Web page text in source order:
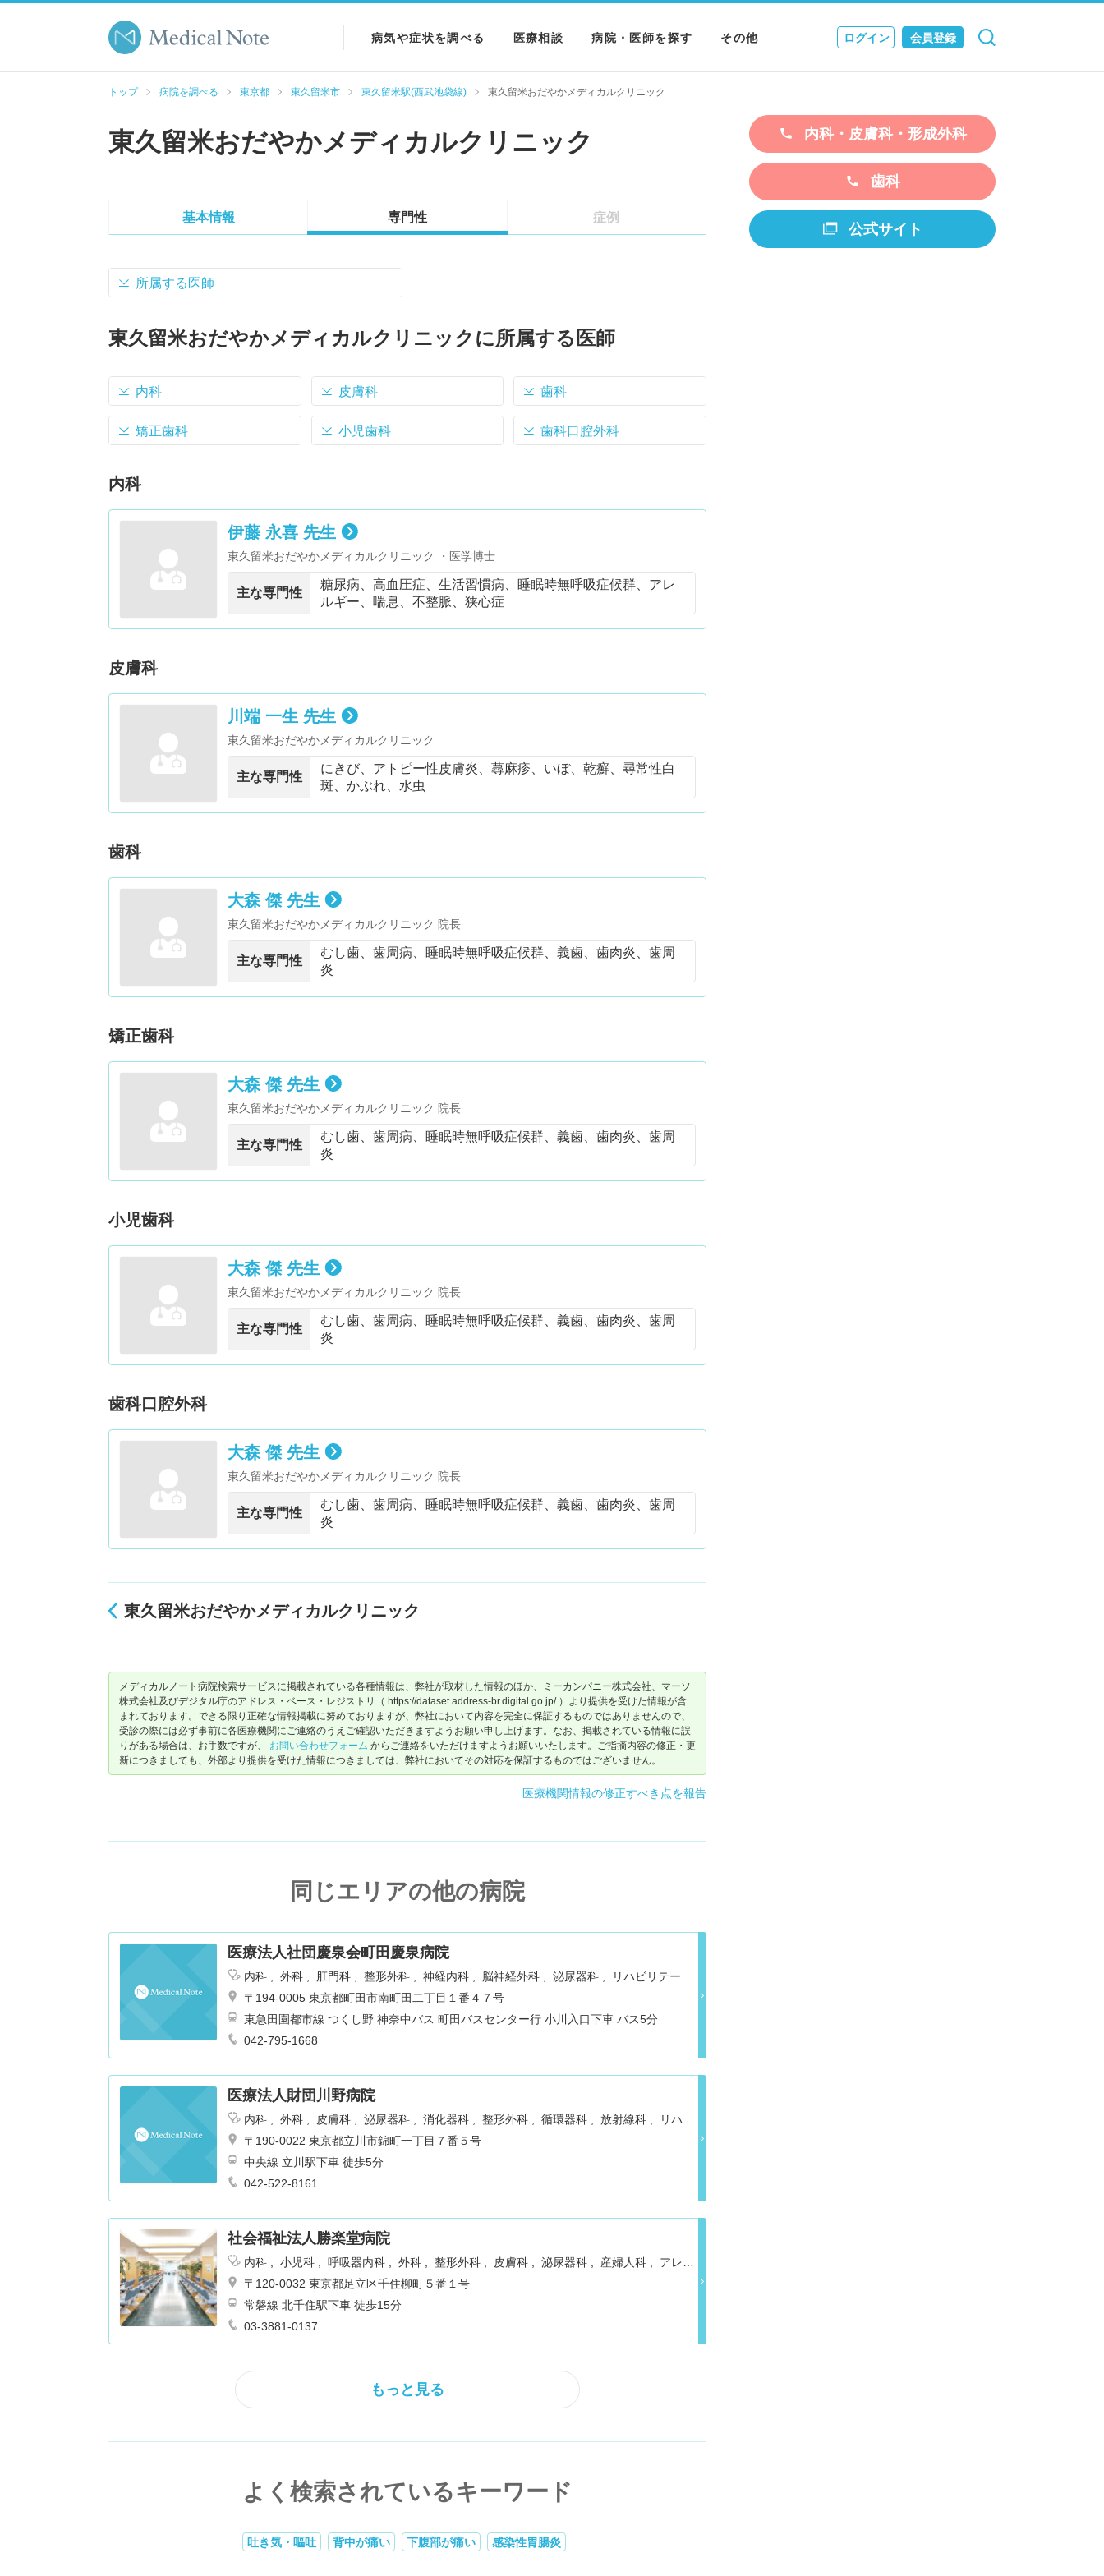
病気や症状を調べる 医療相談 病院・医師を探す その他
NEWS & JOURNAL
ログイン 会員登録
検索 キャンセル
トップ 病院を調べる 東京都 東久留米市 東久留米駅(西武池袋線) 東久留米おだやかメディカルクリニック
東久留米おだやかメディカルクリニック
基本情報 専門性 症例
所属する医師
東久留米おだやかメディカルクリニックに所属する医師
内科 皮膚科 歯科
矯正歯科 小児歯科 歯科口腔外科
内科
伊藤 永喜 先生
東久留米おだやかメディカルクリニック ・医学博士
主な専門性
糖尿病、高血圧症、生活習慣病、睡眠時無呼吸症候群、アレ
ルギー、喘息、不整脈、狭心症
皮膚科
川端 一生 先生
東久留米おだやかメディカルクリニック
主な専門性
にきび、アトピー性皮膚炎、蕁麻疹、いぼ、乾癬、尋常性白
斑、かぶれ、水虫
歯科
大森 傑 先生
東久留米おだやかメディカルクリニック 院長
主な専門性
むし歯、歯周病、睡眠時無呼吸症候群、義歯、歯肉炎、歯周
炎
矯正歯科
大森 傑 先生
東久留米おだやかメディカルクリニック 院長
主な専門性
むし歯、歯周病、睡眠時無呼吸症候群、義歯、歯肉炎、歯周
炎
小児歯科
大森 傑 先生
東久留米おだやかメディカルクリニック 院長
主な専門性
むし歯、歯周病、睡眠時無呼吸症候群、義歯、歯肉炎、歯周
炎
歯科口腔外科
大森 傑 先生
東久留米おだやかメディカルクリニック 院長
主な専門性
むし歯、歯周病、睡眠時無呼吸症候群、義歯、歯肉炎、歯周
炎
東久留米おだやかメディカルクリニック
メディカルノート病院検索サービスに掲載されている各種情報は、弊社が取材した情報のほか、ミーカンパニー株式会社、マーソ
株式会社及びデジタル庁のアドレス・ベース・レジストリ（ https://dataset.address-br.digital.go.jp/ ）より提供を受けた情報が含
まれております。できる限り正確な情報掲載に努めておりますが、弊社において内容を完全に保証するものではありませんので、
受診の際には必ず事前に各医療機関にご連絡のうえご確認いただきますようお願い申し上げます。なお、掲載されている情報に誤
りがある場合は、お手数ですが、 お問い合わせフォーム からご連絡をいただけますようお願いいたします。ご指摘内容の修正・更
新につきましても、外部より提供を受けた情報につきましては、弊社においてその対応を保証するものではございません。
医療機関情報の修正すべき点を報告
同じエリアの他の病院
医療法人社団慶泉会町田慶泉病院
内科 外科 肛門科 整形外科 神経内科 脳神経外科 泌尿器科
リハビリテーシ
ョン
腎臓内科・外科 麻酔科
〒194-0005 東京都町田市南町田二丁目１番４７号
東急田園都市線 つくし野 神奈中バス 町田バスセンター行 小川入口下車 バス5分
042-795-1668
医療法人財団川野病院
内科 外科 皮膚科 泌尿器科 消化器科 整形外科 循環器科 放射線科
リハビ
リテーション
肛門科 神経内科
〒190-0022 東京都立川市錦町一丁目７番５号
中央線 立川駅下車 徒歩5分
042-522-8161
社会福祉法人勝楽堂病院
内科 小児科 呼吸器内科 外科 整形外科 皮膚科 泌尿器科 産婦人科
アレル
ギー科
リハビリテーション 乳腺外科
〒120-0032 東京都足立区千住柳町５番１号
常磐線 北千住駅下車 徒歩15分
03-3881-0137
もっと見る
よく検索されているキーワード
吐き気・嘔吐 背中が痛い 下腹部が痛い 感染性胃腸炎
内科・皮膚科・形成外科
歯科
公式サイト